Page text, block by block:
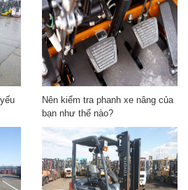
Nên kiểm tra phanh xe nâng của
bạn như thế nào?